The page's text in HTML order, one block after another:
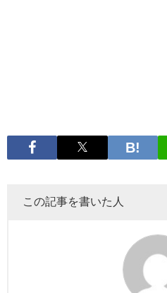
この記事を書いた人